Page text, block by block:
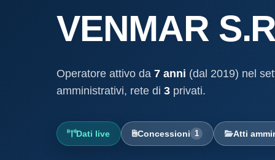
Visure, fascicoli, verifica
altro.
Un documento sintetico della
demaniale marittima
demaniale marittima
Storico completo ed evolutivo
concessione demaniale
VENMAR
Operatore attivo da 7 anni (dal 2019) nel
amministrativi, rete di 3 privati.
Dati live Concessioni 1 Atti